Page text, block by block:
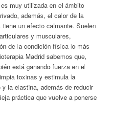
muy utilizada en el ámbito
además, el calor de la
un efecto calmante. Suelen
y musculares,
de la condición física lo más
Madrid sabemos que,
está ganando fuerza en el
toxinas y estimula la
la elastina, además de reducir
práctica que vuelve a ponerse